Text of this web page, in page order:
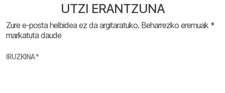
UTZI ERANTZUNA
Zure e-posta helbidea ez da argitaratuko. Beharrezko eremuak *
markatuta daude
IRUZKINA*